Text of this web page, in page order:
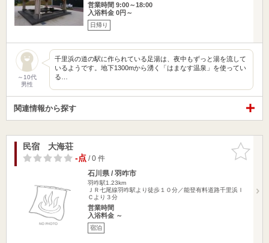
営業時間 9:00～18:00
入浴料金 0円～
日帰り
～10代
男性
千里浜の道の駅に作られている足湯は、夜中もずっと湯を流して
いるようです。地下1300mから湧く「はまなす温泉」を使ってい
る…
関連情報から探す
お気に入
りに追加
民宿 大海荘
-点/ 0 件
石川県 / 羽咋市
羽咋駅1.23km
ＪＲ七尾線羽咋駅より徒歩１０分／能登有料道路千里浜Ｉ
Ｃより３分
営業時間
入浴料金 ～
宿泊